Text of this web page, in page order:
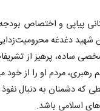
پیاپی و اختصاص
دغدغه
ساده، پرهیز از
مردم او را از خود
که دشمنان به دنبال
اسلامی باشد.